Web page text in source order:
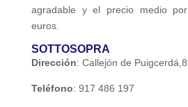
agradable y el precio medio
euros.
SOTTOSOPRA
Dirección: Callejón de Puigcerdá,8
Teléfono: 917 486 197